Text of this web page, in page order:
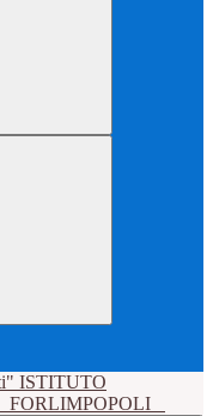
ISTITUTO
FORLIMPOPOLI